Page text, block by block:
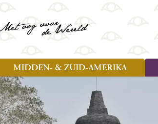
Angola
Benin
Botswana
MIDDEN- & ZUID-AMERIKA
Soort reizen
Rondreis (25)
Familiereis (10)
Fietsreis (1)
Amazone
Argentinië
Belize